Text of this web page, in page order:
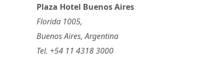
Plaza Hotel Buenos Aires
Florida 1005,
Buenos Aires, Argentina
Tel. +54 11 4318 3000